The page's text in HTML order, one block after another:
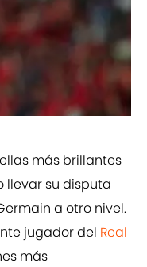
más brillantes
llevar su disputa
a otro nivel.
jugador del Real
más